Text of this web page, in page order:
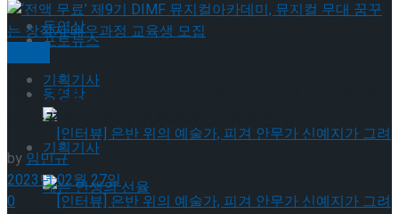
동영상
기획기사
포토뉴스
동영상
기획기사
‘전액 무료’ 제9기 DIMF 뮤지컬아카데미, 뮤지컬 무
대 꿈꾸는 창작자·배우과정 교육생 모집
by임민규
2023년 02월 27일
0